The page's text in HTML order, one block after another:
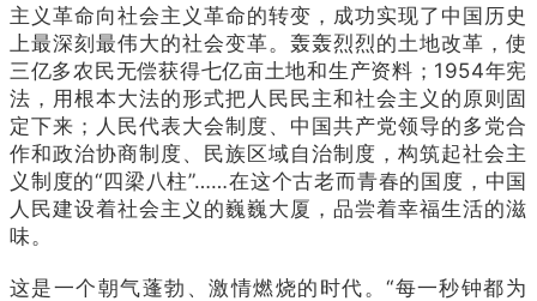
主义革命向社会主义革命的转变，成功实现了中国历史
上最深刻最伟大的社会变革。轰轰烈烈的土地改革，使
三亿多农民无偿获得七亿亩土地和生产资料；1954年宪
法，用根本大法的形式把人民民主和社会主义的原则固
定下来；人民代表大会制度、中国共产党领导的多党合
作和政治协商制度、民族区域自治制度，构筑起社会主
义制度的“四梁八柱”……在这个古老而青春的国度，中国
人民建设着社会主义的巍巍大厦，品尝着幸福生活的滋
味。
这是一个朝气蓬勃、激情燃烧的时代。“每一秒钟都为